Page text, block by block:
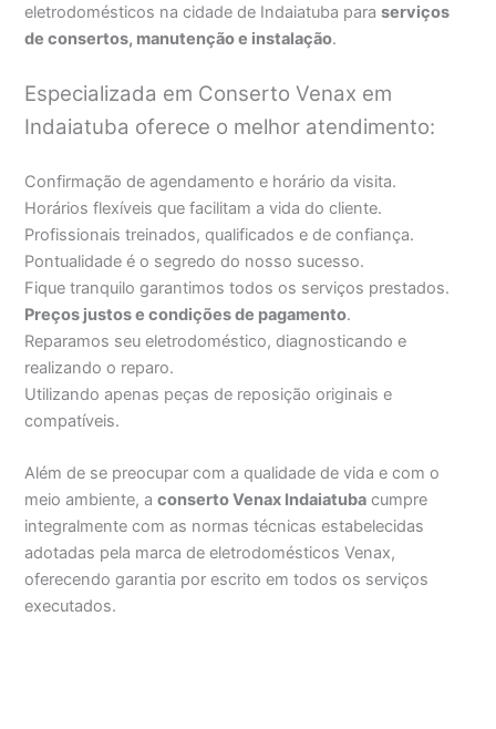
eletrodomésticos na cidade de Indaiatuba paraserviços
de consertos, manutenção e instalação.
Especializada em Conserto Venax em
Indaiatuba oferece o melhor atendimento:
Confirmação de agendamento e horário da visita.
Horários flexíveis que facilitam a vida do cliente.
Profissionais treinados, qualificados e de confiança.
Pontualidade é o segredo do nosso sucesso.
Fique tranquilo garantimos todos os serviços prestados.
Preços justos e condições de pagamento.
Reparamos seu eletrodoméstico, diagnosticando e
realizando o reparo.
Utilizando apenas peças de reposição originais e
compatíveis.
Além de se preocupar com a qualidade de vida e com o
meio ambiente, aconserto Venax Indaiatuba cumpre
integralmente com as normas técnicas estabelecidas
adotadas pela marca de eletrodomésticos Venax,
oferecendo garantia por escrito em todos os serviços
executados.